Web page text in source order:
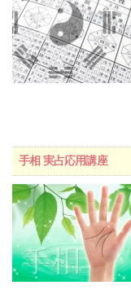
手相 実占応用講座